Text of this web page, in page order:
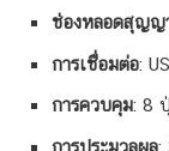
ช่องหลอดสุญญ
การเชื่อมต่อ:
การควบคุม: 8
การประมวลผล: